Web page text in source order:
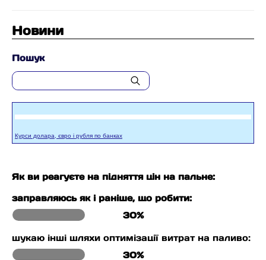
Новини
Пошук
Курси долара, євро і рубля по банках
Як ви реагуєте на підняття цін на пальне:
заправляюсь як і раніше, що робити:
30%
шукаю інші шляхи оптимізації витрат на паливо:
30%